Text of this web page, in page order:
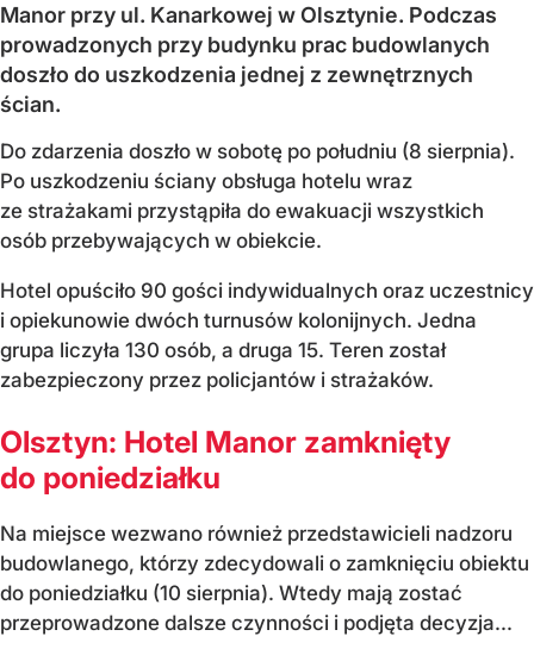
Manor przy ul. Kanarkowej w Olsztynie. Podczas
prowadzonych przy budynku prac budowlanych
doszło do uszkodzenia jednej z zewnętrznych
ścian.
Do zdarzenia doszło w sobotę po południu (8 sierpnia).
Po uszkodzeniu ściany obsługa hotelu wraz
ze strażakami przystąpiła do ewakuacji wszystkich
osób przebywających w obiekcie.
Hotel opuściło 90 gości indywidualnych oraz uczestnicy
i opiekunowie dwóch turnusów kolonijnych. Jedna
grupa liczyła 130 osób, a druga 15. Teren został
zabezpieczony przez policjantów i strażaków.
Olsztyn: Hotel Manor zamknięty
do poniedziałku
Na miejsce wezwano również przedstawicieli nadzoru
budowlanego, którzy zdecydowali o zamknięciu obiektu
do poniedziałku (10 sierpnia). Wtedy mają zostać
przeprowadzone dalsze czynności i podjęta decyzja...